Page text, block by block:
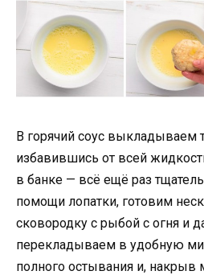
В горячий соус выкладываем
избавившись от всей
в банке — всё ещё раз
помощи лопатки, готовим
сковородку с рыбой с огня и
перекладываем в удобную
полного остывания и, накрыв